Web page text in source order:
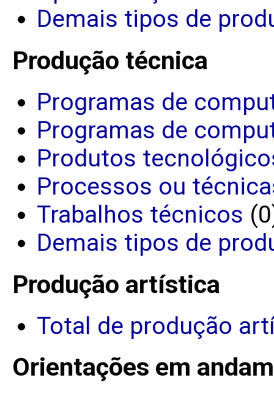
Demais tipos de
Produção técnica
Programas de
Programas de
Produtos
Processos ou
Trabalhos técnicos
Demais tipos de
Produção artística
Total de produção
Orientações em